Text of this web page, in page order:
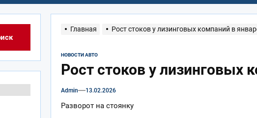
Главная Рост стоков у лизинговых компаний в
НОВОСТИ АВТО
Рост стоков у лизинговых
Admin 13.02.2026
Разворот на стоянку